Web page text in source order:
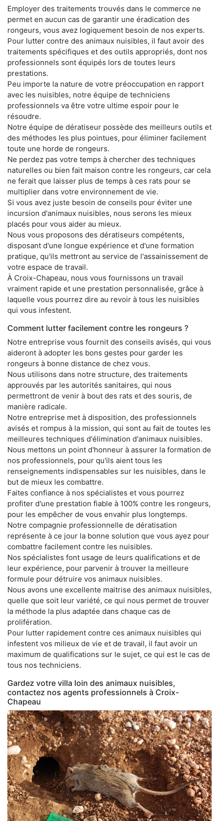
Employer des traitements trouvés dans le commerce ne
permet en aucun cas de garantir une éradication des
rongeurs, vous avez logiquement besoin de nos experts.
Pour lutter contre des animaux nuisibles, il faut avoir des
traitements spécifiques et des outils appropriés, dont nos
professionnels sont équipés lors de toutes leurs
prestations.
Peu importe la nature de votre préoccupation en rapport
avec les nuisibles, notre équipe de techniciens
professionnels va être votre ultime espoir pour le
résoudre.
Notre équipe de dératiseur possède des meilleurs outils et
des méthodes les plus pointues, pour éliminer facilement
toute une horde de rongeurs.
Ne perdez pas votre temps à chercher des techniques
naturelles ou bien fait maison contre les rongeurs, car cela
ne ferait que laisser plus de temps à ces rats pour se
multiplier dans votre environnement de vie.
Si vous avez juste besoin de conseils pour éviter une
incursion d'animaux nuisibles, nous serons les mieux
placés pour vous aider au mieux.
Nous vous proposons des dératiseurs compétents,
disposant d'une longue expérience et d'une formation
pratique, qu'ils mettront au service de l'assainissement de
votre espace de travail.
À Croix-Chapeau, nous vous fournissons un travail
vraiment rapide et une prestation personnalisée, grâce à
laquelle vous pourrez dire au revoir à tous les nuisibles
qui vous infestent.
Comment lutter facilement contre les rongeurs ?
Notre entreprise vous fournit des conseils avisés, qui vous
aideront à adopter les bons gestes pour garder les
rongeurs à bonne distance de chez vous.
Nous utilisons dans notre structure, des traitements
approuvés par les autorités sanitaires, qui nous
permettront de venir à bout des rats et des souris, de
manière radicale.
Notre entreprise met à disposition, des professionnels
avisés et rompus à la mission, qui sont au fait de toutes les
meilleures techniques d'élimination d'animaux nuisibles.
Nous mettons un point d'honneur à assurer la formation de
nos professionnels, pour qu'ils aient tous les
renseignements indispensables sur les nuisibles, dans le
but de mieux les combattre.
Faites confiance à nos spécialistes et vous pourrez
profiter d'une prestation fiable à 100% contre les rongeurs,
pour les empêcher de vous envahir plus longtemps.
Notre compagnie professionnelle de dératisation
représente à ce jour la bonne solution que vous ayez pour
combattre facilement contre les nuisibles.
Nos spécialistes font usage de leurs qualifications et de
leur expérience, pour parvenir à trouver la meilleure
formule pour détruire vos animaux nuisibles.
Nous avons une excellente maitrise des animaux nuisibles,
quelle que soit leur variété, ce qui nous permet de trouver
la méthode la plus adaptée dans chaque cas de
prolifération.
Pour lutter rapidement contre ces animaux nuisibles qui
infestent vos milieux de vie et de travail, il faut avoir un
maximum de qualifications sur le sujet, ce qui est le cas de
tous nos techniciens.
Gardez votre villa loin des animaux nuisibles,
contactez nos agents professionnels à Croix-
Chapeau